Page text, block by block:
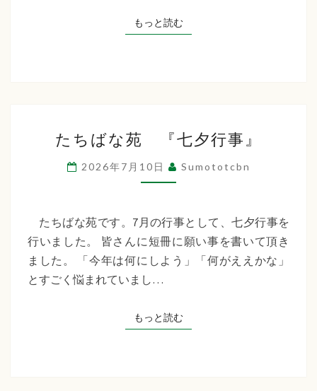
行
事
もっと読むもっと読む
ち
ば
な
『七
夕
行
たちばな苑 『七夕行事』
2026年7月10日 Sumototcbn
たちばな苑です。7月の行事として、七夕行事を
行いました。 皆さんに短冊に願い事を書いて頂き
ました。 「今年は何にしよう」「何がええかな」
とすごく悩まれていまし…
もっと読むもっと読む